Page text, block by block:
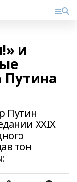
и
Путин
XXIX
тон